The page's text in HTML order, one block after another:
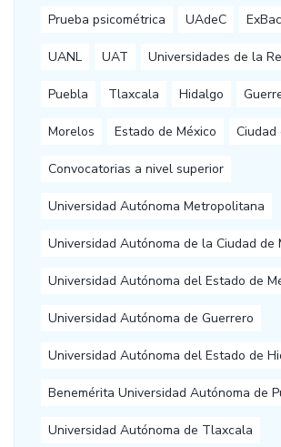
Prueba psicométrica UAdeC
UANL UAT Universidades de la
Puebla Tlaxcala Hidalgo
Morelos Estado de México Ciudad
Convocatorias a nivel superior
Universidad Autónoma Metropolitana
Universidad Autónoma de la Ciudad de
Universidad Autónoma del Estado de
Universidad Autónoma de Guerrero
Universidad Autónoma del Estado de
Benemérita Universidad Autónoma de
Universidad Autónoma de Tlaxcala